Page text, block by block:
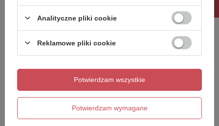
Dodaj własne zdjęcie produktu:
Wyślij opinię
Analityczne pliki cookie
Reklamowe pliki cookie
Potwierdzam wymagane
Potwierdzam wszystkie